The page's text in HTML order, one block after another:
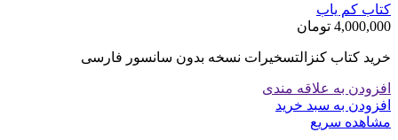
کتاب کم یاب
4,000,000 تومان
خرید کتاب کنزالتسخیرات نسخه بدون سانسور فارسی
افزودن به علاقه مندی
افزودن به سبد خرید
مشاهده سریع